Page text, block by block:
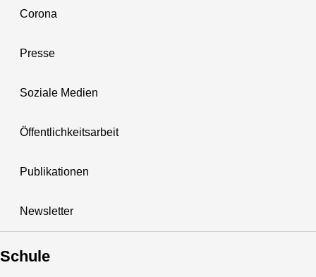
Corona
Presse
Soziale Medien
Öffentlichkeitsarbeit
Publikationen
Newsletter
Schule